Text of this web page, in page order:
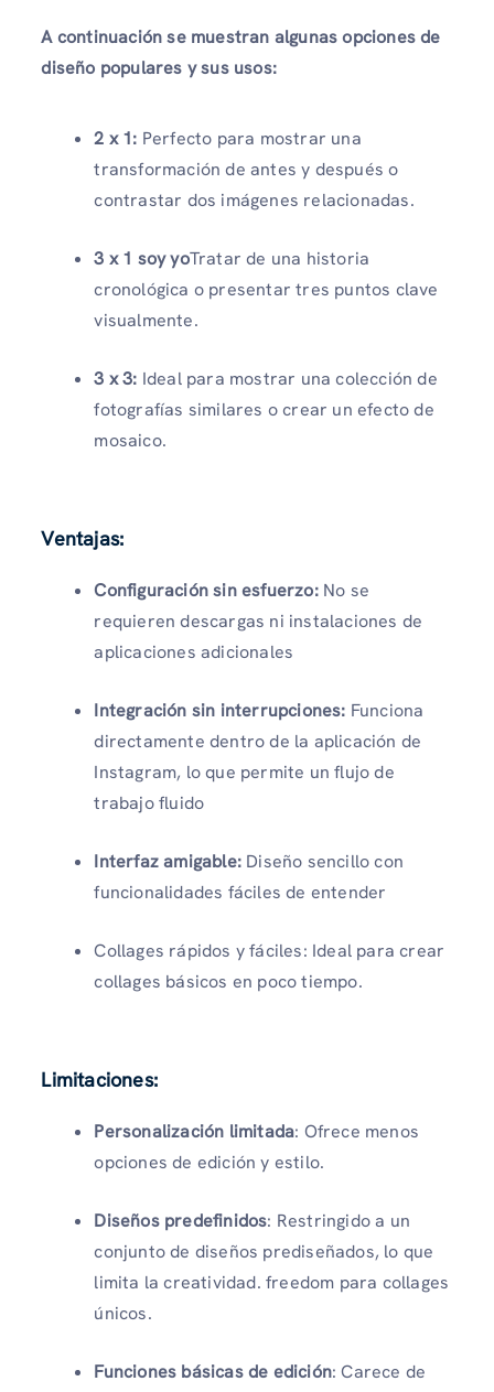
A continuación se muestran algunas opciones de
diseño populares y sus usos:
2 x 1: Perfecto para mostrar una
transformación de antes y después o
contrastar dos imágenes relacionadas.
3 x 1 soy yoTratar de una historia
cronológica o presentar tres puntos clave
visualmente.
3 x 3: Ideal para mostrar una colección de
fotografías similares o crear un efecto de
mosaico.
Ventajas:
Configuración sin esfuerzo: No se
requieren descargas ni instalaciones de
aplicaciones adicionales
Integración sin interrupciones: Funciona
directamente dentro de la aplicación de
Instagram, lo que permite un flujo de
trabajo fluido
Interfaz amigable: Diseño sencillo con
funcionalidades fáciles de entender
Collages rápidos y fáciles: Ideal para crear
collages básicos en poco tiempo.
Limitaciones:
Personalización limitada: Ofrece menos
opciones de edición y estilo.
Diseños predefinidos: Restringido a un
conjunto de diseños prediseñados, lo que
limita la creatividad. freedom para collages
únicos.
Funciones básicas de edición:Carece de